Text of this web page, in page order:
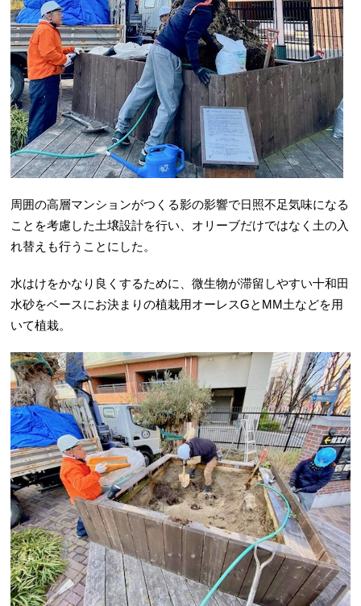
周囲の高層マンションがつくる影の影響で日照不足気味になる
ことを考慮した土壌設計を行い、オリーブだけではなく土の入
れ替えも行うことにした。
水はけをかなり良くするために、微生物が滞留しやすい十和田
水砂をベースにお決まりの植栽用オーレスGとMM土などを用
いて植栽。